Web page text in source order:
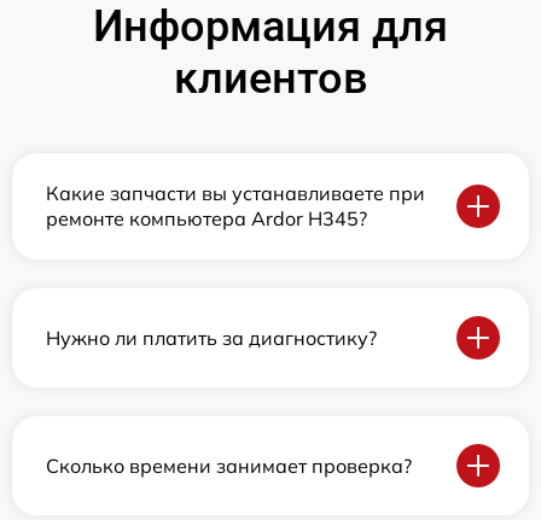
Информация для
клиентов
Какие запчасти вы устанавливаете при
ремонте компьютера Ardor H345?
Нужно ли платить за диагностику?
Сколько времени занимает проверка?